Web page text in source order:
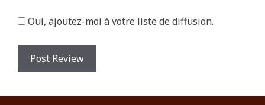
Oui, ajoutez-moi à votre liste de diffusion.